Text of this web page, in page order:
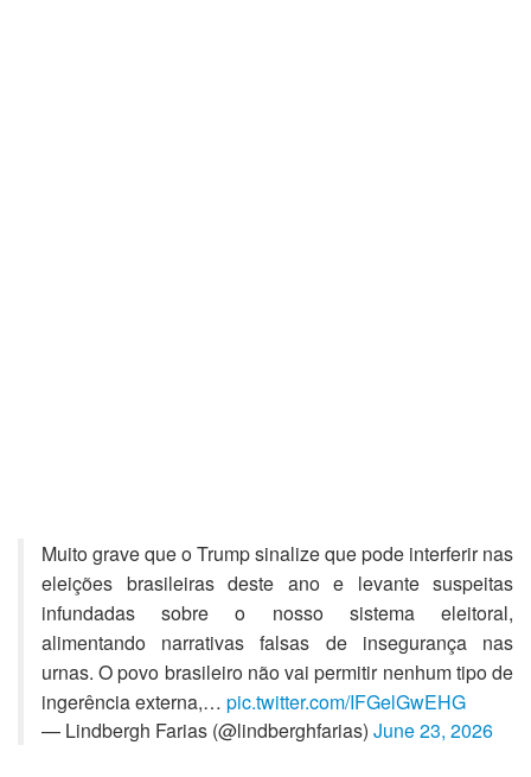
Muito grave que o Trump sinalize que pode interferir nas
eleições brasileiras deste ano e levante suspeitas
infundadas sobre o nosso sistema eleitoral,
alimentando narrativas falsas de insegurança nas
urnas. O povo brasileiro não vai permitir nenhum tipo de
ingerência externa,… pic.twitter.com/IFGelGwEHG
— Lindbergh Farias (@lindberghfarias) June 23, 2026